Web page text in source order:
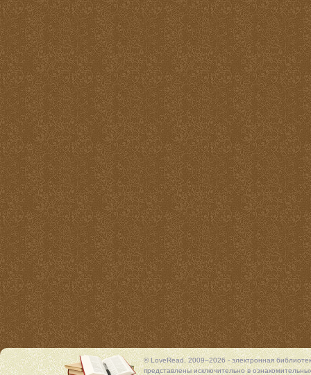
© LoveRead, 2009–2026 - электронная
представлены исключительно в